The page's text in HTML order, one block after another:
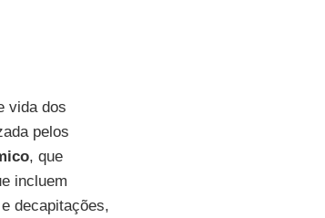
vida dos
pelos
, que
incluem
decapitações,